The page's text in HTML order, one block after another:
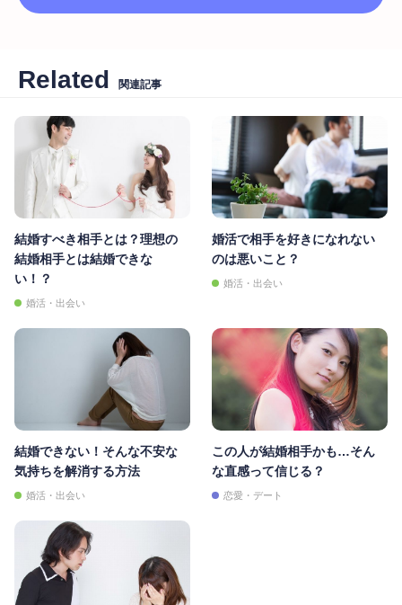
Related 関連記事
結婚すべき相手とは？理想の
結婚相手とは結婚できな
い！？
婚活・出会い
婚活で相手を好きになれない
のは悪いこと？
婚活・出会い
結婚できない！そんな不安な
気持ちを解消する方法
婚活・出会い
この人が結婚相手かも…そん
な直感って信じる？
恋愛・デート